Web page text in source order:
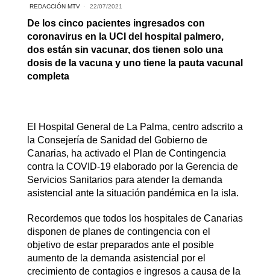
REDACCIÓN MTV 22/07/2021
De los cinco pacientes ingresados con
coronavirus en la UCI del hospital palmero,
dos están sin vacunar, dos tienen solo una
dosis de la vacuna y uno tiene la pauta vacunal
completa
El Hospital General de La Palma, centro adscrito a
la Consejería de Sanidad del Gobierno de
Canarias, ha activado el Plan de Contingencia
contra la COVID-19 elaborado por la Gerencia de
Servicios Sanitarios para atender la demanda
asistencial ante la situación pandémica en la isla.
Recordemos que todos los hospitales de Canarias
disponen de planes de contingencia con el
objetivo de estar preparados ante el posible
aumento de la demanda asistencial por el
crecimiento de contagios e ingresos a causa de la